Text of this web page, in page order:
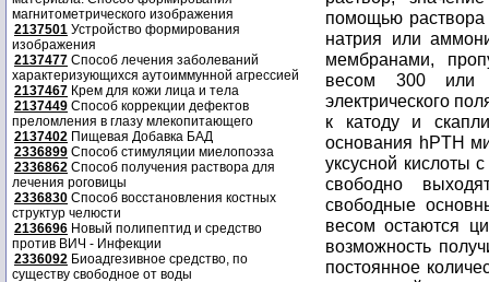
магнитометрического изображения
2137501 Устройство формирования
изображения
2137477 Способ лечения заболеваний
характеризующихся аутоиммунной агрессией
2137467 Крем для кожи лица и тела
2137449 Способ коррекции дефектов
преломления в глазу млекопитающего
2137402 Пищевая Добавка БАД
2336899 Способ стимуляции миелопоэза
2336862 Способ получения раствора для
лечения роговицы
2336830 Способ восстановления костных
структур челюсти
2136696 Новый полипептид и средство
против ВИЧ - Инфекции
2336092 Биоадгезивное средство, по
существу свободное от воды
помощью раствора
натрия или
мембранами,
весом 300 или
электрического
к катоду и
основания hPTH
уксусной кислоты
свободно
свободные
весом остаются
возможность
постоянное